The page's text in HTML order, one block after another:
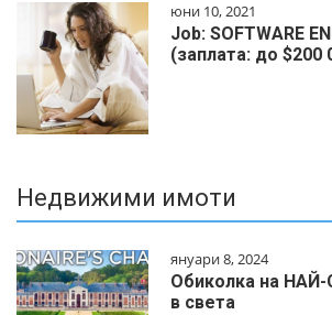
юни 10, 2021
Job: SOFTWARE
(заплата: до $200
Недвижими имоти
януари 8, 2024
Обиколка на
в света